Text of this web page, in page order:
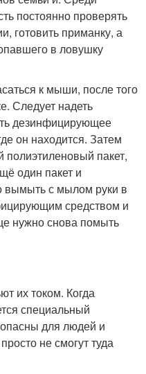
постоянно проверять
готовить приманку, а
в ловушку
к мыши, после того
Следует надеть
дезинфицирующее
он находится. Затем
пакет,
один пакет и
вымыть с мылом руки в
средством и
нужно снова помыть
их током. Когда
специальный
для людей и
не смогут туда